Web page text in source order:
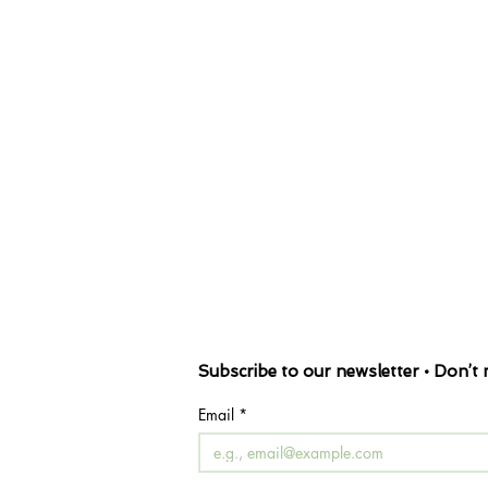
Subscribe to our newsletter • Don’t
Email *